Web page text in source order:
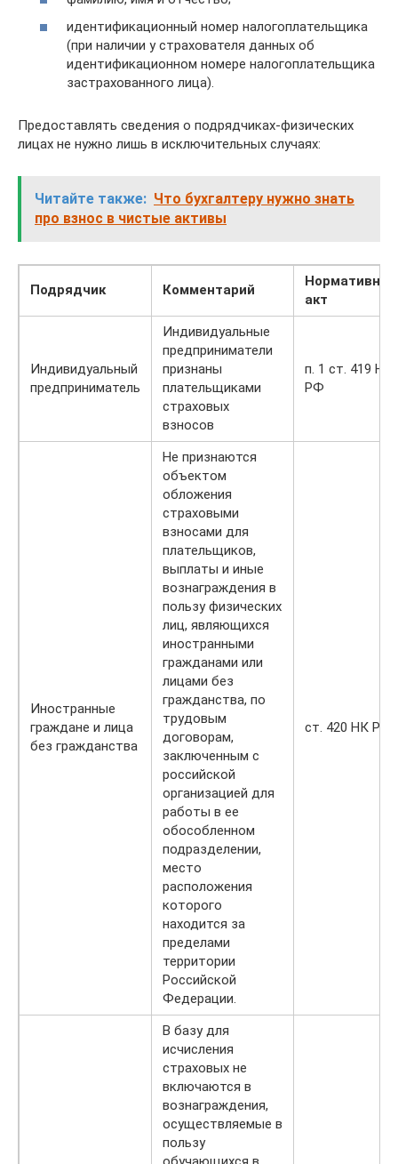
идентификационный номер налогоплательщика
(при наличии у страхователя данных об
идентификационном номере налогоплательщика
застрахованного лица).
Предоставлять сведения о подрядчиках-физических
лицах не нужно лишь в исключительных случаях:
Читайте также: Что бухгалтеру нужно знать
про взнос в чистые активы
Подрядчик Комментарий
Нормативный
акт
Индивидуальный
предприниматель
Индивидуальные
предприниматели
признаны
плательщиками
страховых
взносов
п. 1 ст. 419 НК
РФ
Иностранные
граждане и лица
без гражданства
Не признаются
объектом
обложения
страховыми
взносами для
плательщиков,
выплаты и иные
вознаграждения в
пользу физических
лиц, являющихся
иностранными
гражданами или
лицами без
гражданства, по
трудовым
договорам,
заключенным с
российской
организацией для
работы в ее
обособленном
подразделении,
место
расположения
которого
находится за
пределами
территории
Российской
Федерации.
ст. 420 НК РФ
В базу для
исчисления
страховых не
включаются в
вознаграждения,
осуществляемые в
пользу